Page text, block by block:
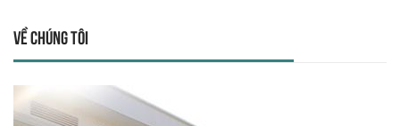
Về chúng tôi